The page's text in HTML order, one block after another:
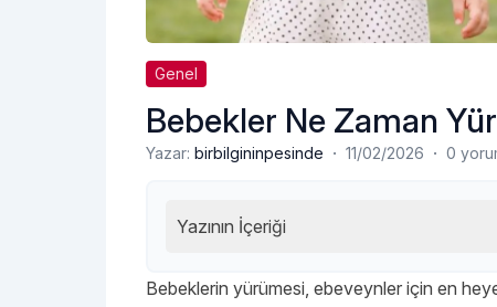
Genel
Bebekler Ne Zaman
Yazar: birbilgininpesinde · 11/02/2026 · 0
Yazının İçeriği
Bebeklerin yürümesi, ebeveynler için en